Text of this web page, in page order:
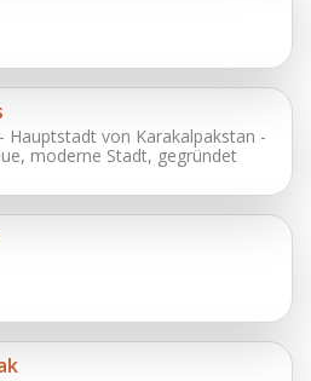
Hauptstadt von Karakalpakstan -
moderne Stadt, gegründet